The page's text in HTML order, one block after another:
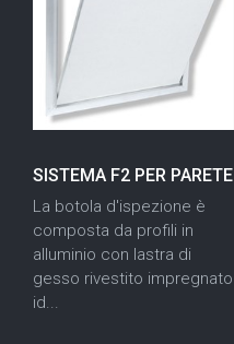
SISTEMA F2 PER PARETE
La botola d'ispezione è
composta da profili in
alluminio con lastra di
gesso rivestito impregnato
id...